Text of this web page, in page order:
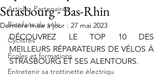
Articles Partenaires
Bienfaits du vélo
Cyclistes
Écoles et formations
Entretenir sa trottinette électriqu
Strasbourg - Bas-Rhin
Dernière mise à jour : 27 mai 2023
DÉCOUVREZ LE TOP 10 DES
MEILLEURS RÉPARATEURS DE VÉLOS À
STRASBOURG ET SES ALENTOURS.